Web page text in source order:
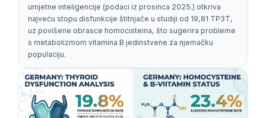
umjetne inteligencije (podaci iz prosinca 2025.) otkriva
najveću stopu disfunkcije štitnjače u studiji od 19,81 TP3T,
uz povišene obrasce homocisteina, što sugerira probleme
s metabolizmom vitamina B jedinstvene za njemačku
populaciju.
Ελληνικά
Türkçe
Română
简体中文
فارسی
Български